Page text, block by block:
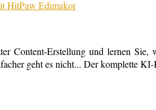
Content-Erstellung und lernen
geht es nicht... Der komplette